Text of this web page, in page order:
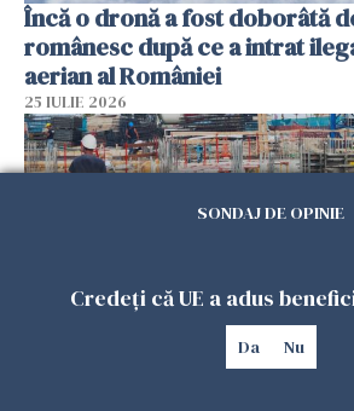
Încă o dronă a fost doborâtă
românesc după ce a intrat
aerian al României
25 IULIE 2026
SONDAJ DE OPINIE
Credeți că UE a adus
Da Nu